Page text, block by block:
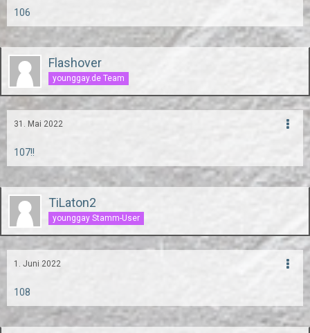
106
Flashover
younggay.de Team
31. Mai 2022
107!!
TiLaton2
younggay Stamm-User
1. Juni 2022
108